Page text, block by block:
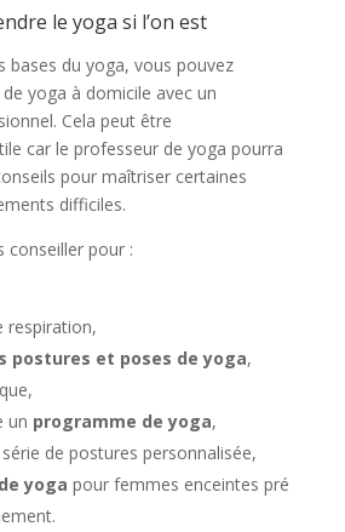
le yoga si l’on est
bases du yoga, vous pouvez
yoga à domicile avec un
Cela peut être
car le professeur de yoga pourra
pour maîtriser certaines
difficiles.
conseiller pour :
respiration,
postures et poses de yoga,
un programme de yoga,
de postures personnalisée,
yoga pour femmes enceintes pré